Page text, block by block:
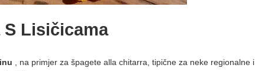
Lisičicama
, na primjer za špagete alla chitarra, tipične za neke regionalne i